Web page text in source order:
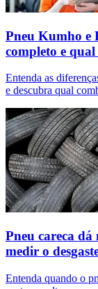
Pneu Kumho e
completo e qual
Entenda as
e descubra qual
Pneu careca dá
medir o
Entenda quando o